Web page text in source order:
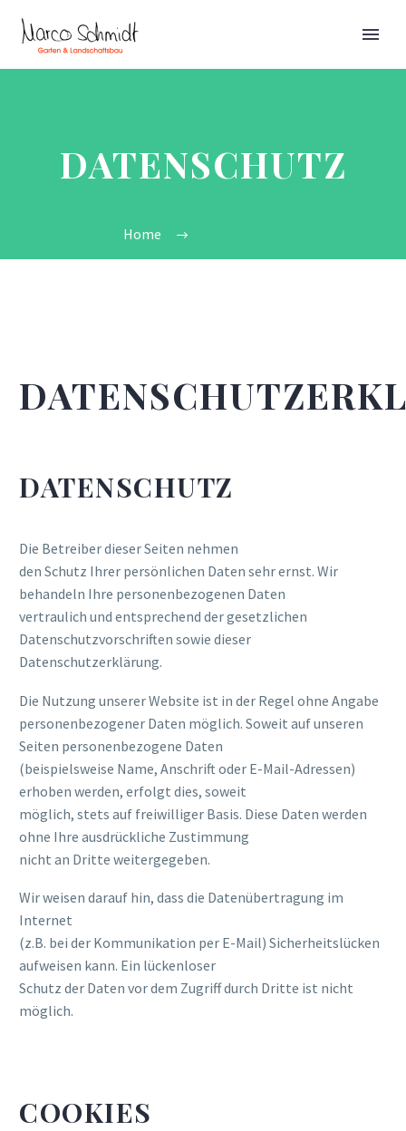
DATENSCHUTZ
Home
DATENSCHUTZ
Die Betreiber dieser Seiten nehmen
den Schutz Ihrer persönlichen Daten sehr ernst. Wir
behandeln Ihre personenbezogenen Daten
vertraulich und entsprechend der gesetzlichen
Datenschutzvorschriften sowie dieser
Datenschutzerklärung.
Die Nutzung unserer Website ist in der Regel ohne Angabe
personenbezogener Daten möglich. Soweit auf unseren
Seiten personenbezogene Daten
(beispielsweise Name, Anschrift oder E-Mail-Adressen)
erhoben werden, erfolgt dies, soweit
möglich, stets auf freiwilliger Basis. Diese Daten werden
ohne Ihre ausdrückliche Zustimmung
nicht an Dritte weitergegeben.
Wir weisen darauf hin, dass die Datenübertragung im
Internet
(z.B. bei der Kommunikation per E-Mail) Sicherheitslücken
aufweisen kann. Ein lückenloser
Schutz der Daten vor dem Zugriff durch Dritte ist nicht
möglich.
COOKIES